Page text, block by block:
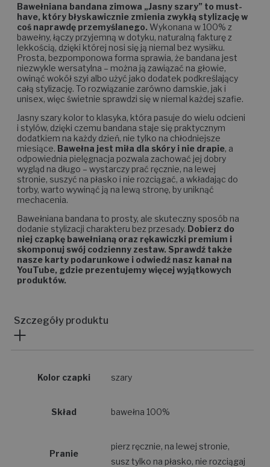
Bawełniana bandana zimowa „Jasny szary” to must-
have, który błyskawicznie zmienia zwykłą stylizację w
coś naprawdę przemyślanego. Wykonana w 100% z
bawełny, łączy przyjemną w dotyku, naturalną fakturę z
lekkością, dzięki której nosi się ją niemal bez wysiłku.
Prosta, bezpomponowa forma sprawia, że bandana jest
niezwykle wersatylna – można ją zawiązać na głowie,
owinąć wokół szyi albo użyć jako dodatek podkreślający
całą stylizację. To rozwiązanie zarówno damskie, jak i
unisex, więc świetnie sprawdzi się w niemal każdej szafie.
Jasny szary kolor to klasyka, która pasuje do wielu odcieni
i stylów, dzięki czemu bandana staje się praktycznym
dodatkiem na każdy dzień, nie tylko na chłodniejsze
miesiące. Bawełna jest miła dla skóry i nie drapie, a
odpowiednia pielęgnacja pozwala zachować jej dobry
wygląd na długo – wystarczy prać ręcznie, na lewej
stronie, suszyć na płasko i nie rozciągać, a wkładając do
torby, warto wywinąć ją na lewą stronę, by uniknąć
mechacenia.
Bawełniana bandana to prosty, ale skuteczny sposób na
dodanie stylizacji charakteru bez przesady. Dobierz do
niej czapkę bawełnianą oraz rękawiczki premium i
skomponuj swój codzienny zestaw. Sprawdź także
nasze karty podarunkowe i odwiedź nasz kanał na
YouTube, gdzie prezentujemy więcej wyjątkowych
produktów.
Szczegóły produktu
Kolor czapki szary
Skład bawełna 100%
Pranie
pierz ręcznie, na lewej stronie,
susz tylko na płasko, nie rozciągaj